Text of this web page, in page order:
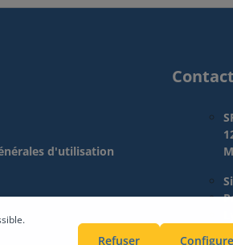
d'utilisation
Refuser